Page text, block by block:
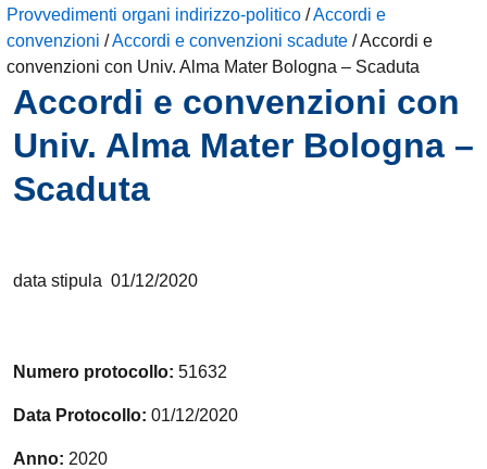
Provvedimenti organi indirizzo-politico /Accordi e
convenzioni /Accordi e convenzioni scadute /Accordi e
convenzioni con Univ. Alma Mater Bologna – Scaduta
Accordi e convenzioni con
Univ. Alma Mater Bologna –
Scaduta
data stipula 01/12/2020
Numero protocollo: 51632
Data Protocollo: 01/12/2020
Anno: 2020